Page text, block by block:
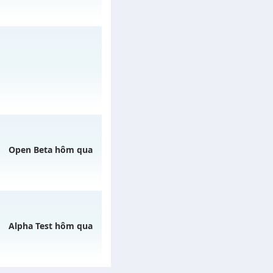
vào 19h
Open Beta hôm qua
07/08/2626
Alpha Test hôm qua